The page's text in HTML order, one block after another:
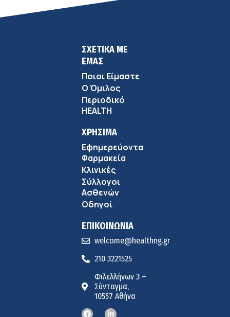
ΣΧΕΤΙΚΑ ΜΕ
ΕΜΑΣ
Ποιοι Είμαστε
Ο Όμιλος
Περιοδικό
HEALTH
ΧΡΗΣΙΜΑ
Εφημερεύοντα
Φαρμακεία
Κλινικές
Σύλλογοι
Ασθενών
Οδηγοί
ΕΠΙΚΟΙΝΩΝΙΑ
welcome@healthng.gr
210 3221525
Φιλελλήνων 3 –
Σύνταγμα,
10557 Αθήνα